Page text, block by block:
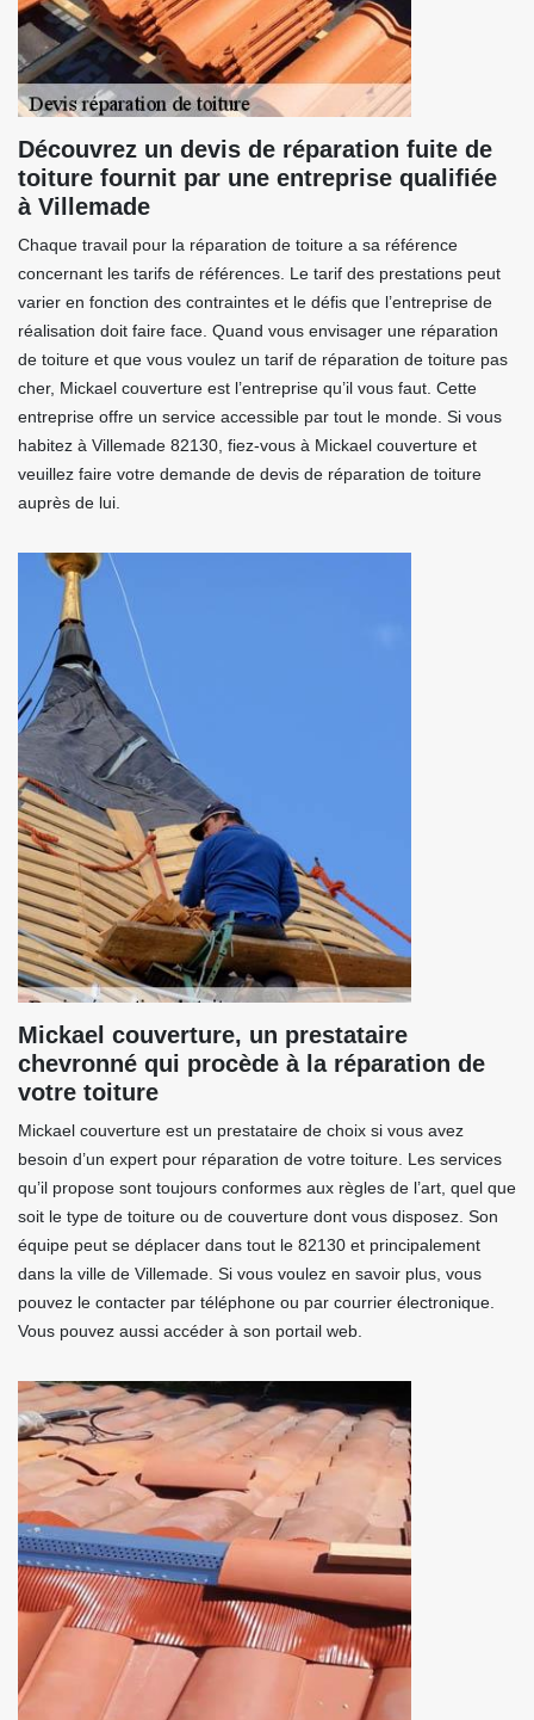
Découvrez un devis de réparation fuite de
toiture fournit par une entreprise qualifiée
à Villemade
Chaque travail pour la réparation de toiture a sa référence
concernant les tarifs de références. Le tarif des prestations peut
varier en fonction des contraintes et le défis que l’entreprise de
réalisation doit faire face. Quand vous envisager une réparation
de toiture et que vous voulez un tarif de réparation de toiture pas
cher, Mickael couverture est l’entreprise qu’il vous faut. Cette
entreprise offre un service accessible par tout le monde. Si vous
habitez à Villemade 82130, fiez-vous à Mickael couverture et
veuillez faire votre demande de devis de réparation de toiture
auprès de lui.
Mickael couverture, un prestataire
chevronné qui procède à la réparation de
votre toiture
Mickael couverture est un prestataire de choix si vous avez
besoin d’un expert pour réparation de votre toiture. Les services
qu’il propose sont toujours conformes aux règles de l’art, quel que
soit le type de toiture ou de couverture dont vous disposez. Son
équipe peut se déplacer dans tout le 82130 et principalement
dans la ville de Villemade. Si vous voulez en savoir plus, vous
pouvez le contacter par téléphone ou par courrier électronique.
Vous pouvez aussi accéder à son portail web.